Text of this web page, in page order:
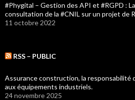
#Phygital – Gestion des API et #RGPD :
consultation de la #CNIL sur un projet de
11 octobre 2022
RSS – PUBLIC
Assurance construction, la responsabilité
aux équipements industriels.
24 novembre 2025